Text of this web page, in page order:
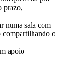
prazo,
numa sala com
compartilhando o
apoio